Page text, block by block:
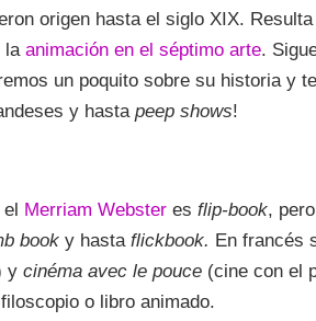
origen hasta el siglo XIX.
la animación en el séptimo arte.
un poquito sobre su historia y
y hasta peep shows!
Merriam Webster es flip-book,
book y hasta flickbook. En francés
y cinéma avec le pouce (cine con el
o libro animado.